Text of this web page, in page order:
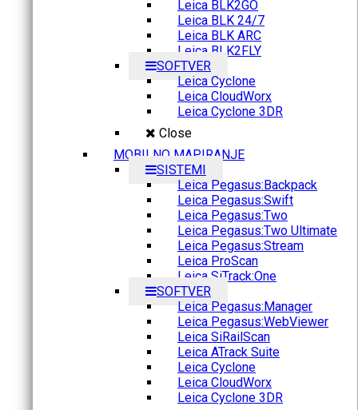
Leica BLK2GO
Leica BLK 24/7
Leica BLK ARC
Leica BLK2FLY
SOFTVER
Leica Cyclone
Leica CloudWorx
Leica Cyclone 3DR
Close
MOBILNO MAPIRANJE
SISTEMI
Leica Pegasus:Backpack
Leica Pegasus:Swift
Leica Pegasus:Two
Leica Pegasus:Two Ultimate
Leica Pegasus:Stream
Leica ProScan
Leica SiTrack:One
SOFTVER
Leica Pegasus:Manager
Leica Pegasus:WebViewer
Leica SiRailScan
Leica ATrack Suite
Leica Cyclone
Leica CloudWorx
Leica Cyclone 3DR